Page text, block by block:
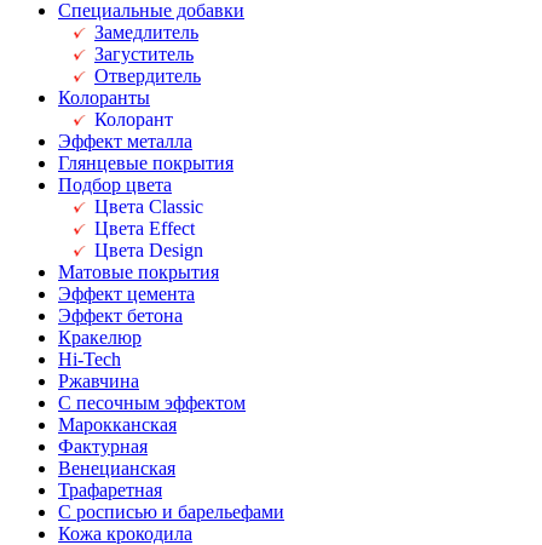
Специальные добавки
Замедлитель
Загуститель
Отвердитель
Колоранты
Колорант
Эффект металла
Глянцевые покрытия
Подбор цвета
Цвета Classic
Цвета Effect
Цвета Design
Матовые покрытия
Эффект цемента
Эффект бетона
Кракелюр
Hi-Tech
Ржавчина
С песочным эффектом
Марокканская
Фактурная
Венецианская
Трафаретная
С росписью и барельефами
Кожа крокодила